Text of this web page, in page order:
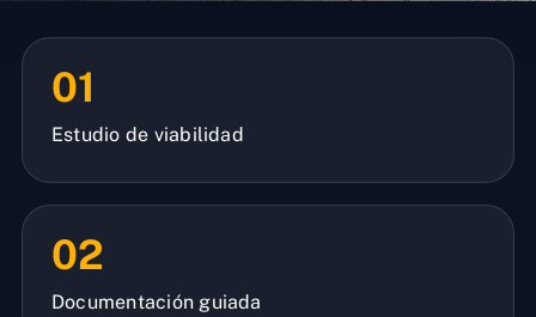
01
Estudio de viabilidad
02
Documentación guiada